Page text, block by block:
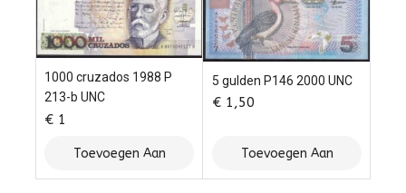
1000 cruzados 1988 P
213-b UNC
€ 1
Toevoegen Aan
Winkelwagen
5 gulden P146 2000 UNC
€ 1,50
Toevoegen Aan
Winkelwagen